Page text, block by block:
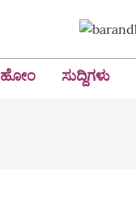
ಹೋಂ ಸುದ್ದಿಗಳು